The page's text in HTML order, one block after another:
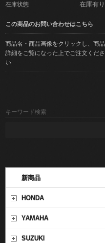
在庫状態 在庫有り
この商品のお問い合わせはこちら
商品名・商品画像をクリックし、商品
詳細をご覧になった上でご注文くださ
い
キーワード検索
新商品
HONDA
YAMAHA
SUZUKI